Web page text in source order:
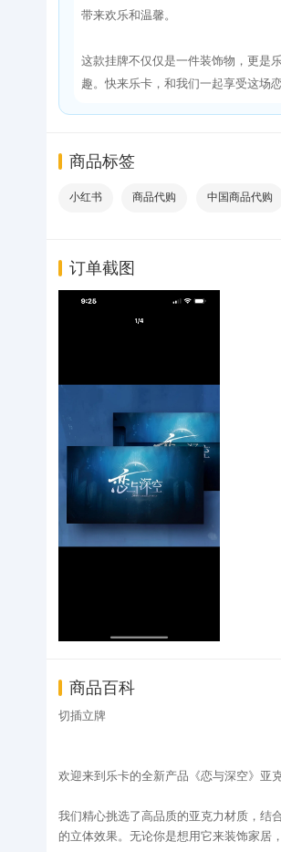
带来欢乐和温馨。
这款挂牌不仅仅是一件装饰物，更是
趣。快来乐卡，和我们一起享受这场
商品标签
小红书 商品代购 中国商品代购
订单截图
商品百科
切插立牌
欢迎来到乐卡的全新产品《恋与深空》亚
我们精心挑选了高品质的亚克力材质，结
的立体效果。无论你是想用它来装饰家居